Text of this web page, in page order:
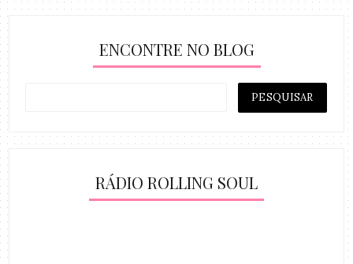
ENCONTRE NO BLOG
RÁDIO ROLLING SOUL